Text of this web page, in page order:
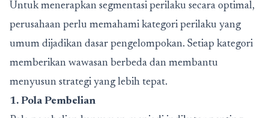
Untuk menerapkan segmentasi perilaku secara optimal,
perusahaan perlu memahami kategori perilaku yang
umum dijadikan dasar pengelompokan. Setiap kategori
memberikan wawasan berbeda dan membantu
menyusun strategi yang lebih tepat.
1. Pola Pembelian